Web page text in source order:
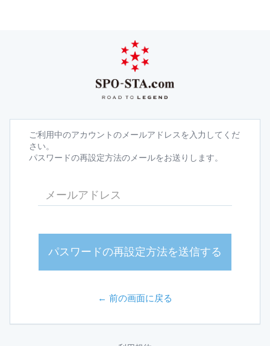
ご利用中のアカウントのメールアドレスを入力してくだ
さい。
パスワードの再設定方法のメールをお送りします。
パスワードの再設定方法を送信する
← 前の画面に戻る